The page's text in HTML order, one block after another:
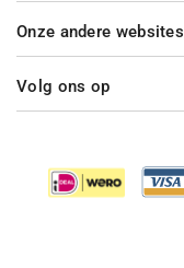
Onze andere websites
Volg ons op